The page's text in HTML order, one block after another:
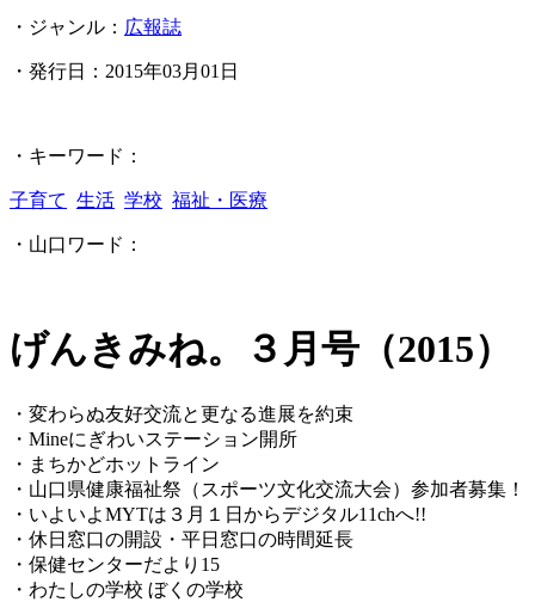
・ジャンル： 広報誌
・発行日： 2015年03月01日
・キーワード：
子育て 生活 学校 福祉・医療
・山口ワード：
げんきみね。３月号（2015）
・変わらぬ友好交流と更なる進展を約束
・Mineにぎわいステーション開所
・まちかどホットライン
・山口県健康福祉祭（スポーツ文化交流大会）参加者募集！
・いよいよMYTは３月１日からデジタル11chへ!!
・休日窓口の開設・平日窓口の時間延長
・保健センターだより15
・わたしの学校 ぼくの学校